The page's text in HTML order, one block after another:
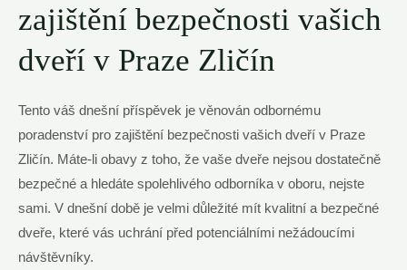
zajištění bezpečnosti vašich
dveří v Praze Zličín
Tento váš dnešní příspěvek je věnován odbornému
poradenství pro zajištění bezpečnosti vašich dveří v Praze
Zličín. Máte-li obavy z toho, že vaše dveře nejsou dostatečně
bezpečné a hledáte spolehlivého odborníka v oboru, nejste
sami. V dnešní době je velmi důležité mít kvalitní a bezpečné
dveře, které vás uchrání před potenciálními nežádoucími
návštěvníky.